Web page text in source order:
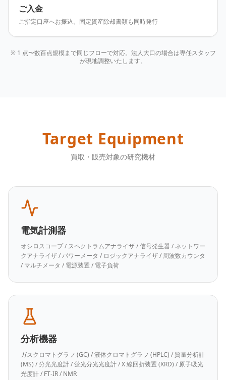
ご入金
ご指定口座へお振込。固定資産除却書類も同時発行
※ 1 点〜数百点規模まで同じフローで対応。法人大口の場合は専任スタッフ
が現地調整いたします。
Target Equipment
買取・販売対象の研究機材
電気計測器
オシロスコープ / スペクトラムアナライザ / 信号発生器 / ネットワー
クアナライザ / パワーメータ / ロジックアナライザ / 周波数カウンタ
/ マルチメータ / 電源装置 / 電子負荷
分析機器
ガスクロマトグラフ (GC) / 液体クロマトグラフ (HPLC) / 質量分析計
(MS) / 分光光度計 / 蛍光分光光度計 / X 線回折装置 (XRD) / 原子吸光
光度計 / FT-IR / NMR